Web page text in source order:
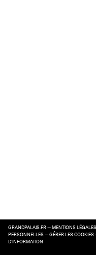
GRANDPALAIS.FR — MENTIONS LÉGALES
PERSONNELLES — GÉRER LES COOKIES
D’INFORMATION